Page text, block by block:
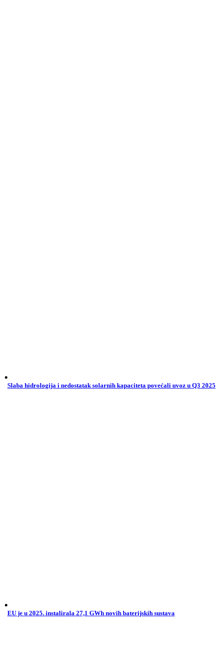
Slaba hidrologija i nedostatak solarnih kapaciteta povećali uvoz u Q3 2025
EU je u 2025. instalirala 27,1 GWh novih baterijskih sustava